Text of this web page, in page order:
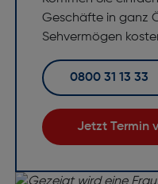
Geschäfte in ganz
Sehvermögen
0800 31 13 33
Jetzt Termin